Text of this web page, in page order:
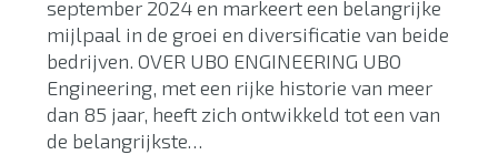
september 2024 en markeert een belangrijke
mijlpaal in de groei en diversificatie van beide
bedrijven. OVER UBO ENGINEERING UBO
Engineering, met een rijke historie van meer
dan 85 jaar, heeft zich ontwikkeld tot een van
de belangrijkste…